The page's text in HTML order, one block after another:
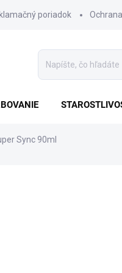
poriadok
Sync 90ml